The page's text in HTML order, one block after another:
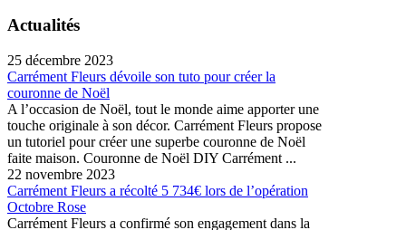
Actualités
25 décembre 2023
Carrément Fleurs dévoile son tuto pour créer la
couronne de Noël
A l’occasion de Noël, tout le monde aime apporter une
touche originale à son décor. Carrément Fleurs propose
un tutoriel pour créer une superbe couronne de Noël
faite maison. Couronne de Noël DIY Carrément ...
22 novembre 2023
Carrément Fleurs a récolté 5 734€ lors de l’opération
Octobre Rose
Carrément Fleurs a confirmé son engagement dans la